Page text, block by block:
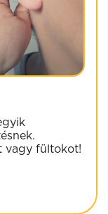
vagy fültokot!